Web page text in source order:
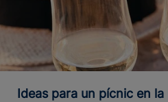
Ideas para un pícnic en la